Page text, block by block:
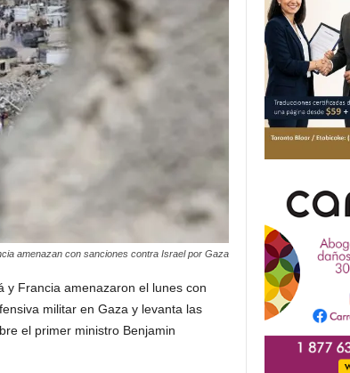
amenazan con sanciones contra Israel por Gaza
y Francia amenazaron el lunes con
militar en Gaza y levanta las
el primer ministro Benjamin